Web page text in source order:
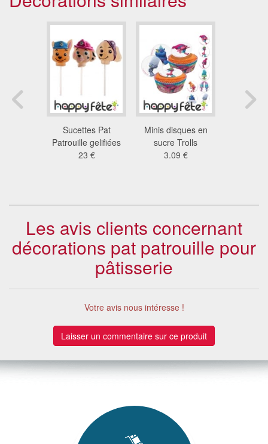
Sucettes Pat
Patrouille gelifiées
23 €
Minis disques en
sucre Trolls
3.09 €
Les avis clients concernant
décorations pat patrouille pour
pâtisserie
Votre avis nous intéresse !
Laisser un commentaire sur ce produit